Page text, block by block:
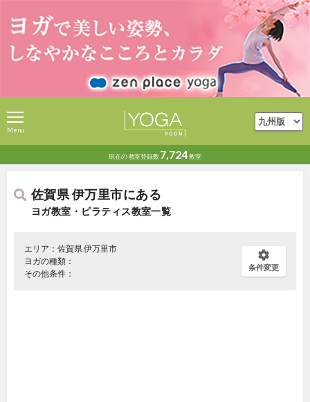
現在の教室登録数 7,724教室
Menu
佐賀県 伊万里市にある
ヨガ教室・ピラティス教室一覧
エリア：佐賀県 伊万里市
ヨガの種類：
その他条件：
条件変更